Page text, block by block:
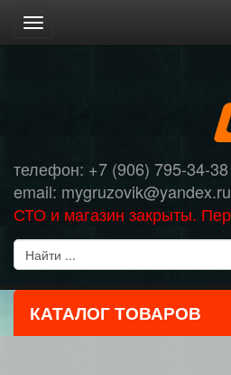
Toggle
navigation
телефон: +7 (906) 795-34-38
email: mygruzovik@yandex.ru
СТО и магазин закрыты.
КАТАЛОГ ТОВАРОВ